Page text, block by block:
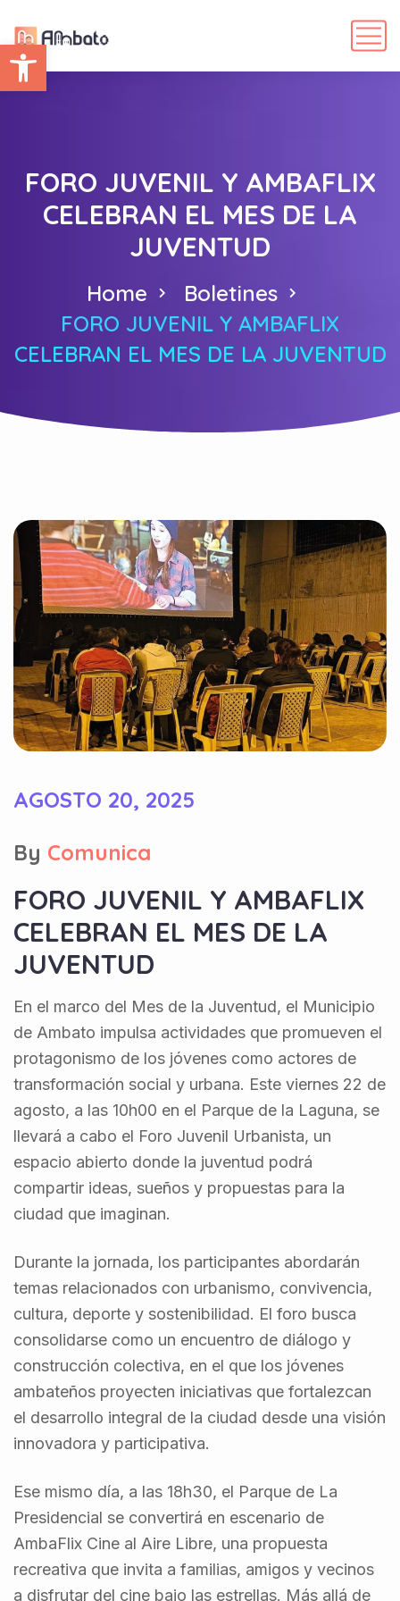
Abrir barra de herramientas
FORO JUVENIL Y AMBAFLIX
CELEBRAN EL MES DE LA
JUVENTUD
Home
Boletines
FORO JUVENIL Y AMBAFLIX
CELEBRAN EL MES DE LA JUVENTUD
AGOSTO 20, 2025
By Comunica
FORO JUVENIL Y AMBAFLIX
CELEBRAN EL MES DE LA
JUVENTUD
En el marco del Mes de la Juventud, el Municipio
de Ambato impulsa actividades que promueven el
protagonismo de los jóvenes como actores de
transformación social y urbana. Este viernes 22 de
agosto, a las 10h00 en el Parque de la Laguna, se
llevará a cabo el Foro Juvenil Urbanista, un
espacio abierto donde la juventud podrá
compartir ideas, sueños y propuestas para la
ciudad que imaginan.
Durante la jornada, los participantes abordarán
temas relacionados con urbanismo, convivencia,
cultura, deporte y sostenibilidad. El foro busca
consolidarse como un encuentro de diálogo y
construcción colectiva, en el que los jóvenes
ambateños proyecten iniciativas que fortalezcan
el desarrollo integral de la ciudad desde una visión
innovadora y participativa.
Ese mismo día, a las 18h30, el Parque de La
Presidencial se convertirá en escenario de
AmbaFlix Cine al Aire Libre, una propuesta
recreativa que invita a familias, amigos y vecinos
a disfrutar del cine bajo las estrellas. Más allá de